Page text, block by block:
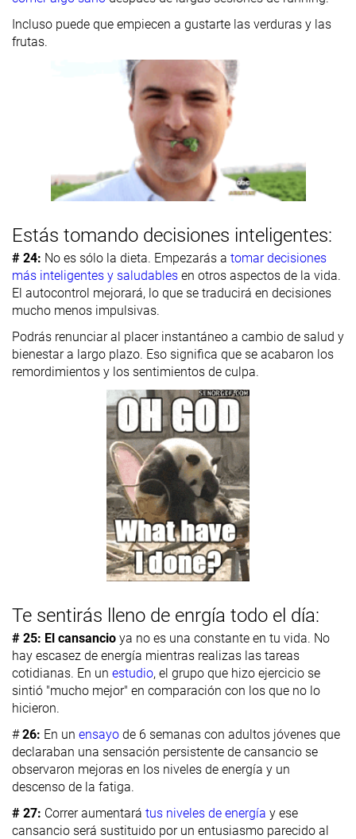
Incluso puede que empiecen a gustarte las verduras y las
frutas.
Estás tomando decisiones inteligentes:
# 24: No es sólo la dieta. Empezarás a tomar decisiones
más inteligentes y saludables en otros aspectos de la vida.
El autocontrol mejorará, lo que se traducirá en decisiones
mucho menos impulsivas.
Podrás renunciar al placer instantáneo a cambio de salud y
bienestar a largo plazo. Eso significa que se acabaron los
remordimientos y los sentimientos de culpa.
Te sentirás lleno de enrgía todo el día:
# 25: El cansancio ya no es una constante en tu vida. No
hay escasez de energía mientras realizas las tareas
cotidianas. En un estudio, el grupo que hizo ejercicio se
sintió "mucho mejor" en comparación con los que no lo
hicieron.
#26: En un ensayo de 6 semanas con adultos jóvenes que
declaraban una sensación persistente de cansancio se
observaron mejoras en los niveles de energía y un
descenso de la fatiga.
# 27: Correr aumentará tus niveles de energía y ese
cansancio será sustituido por un entusiasmo parecido al